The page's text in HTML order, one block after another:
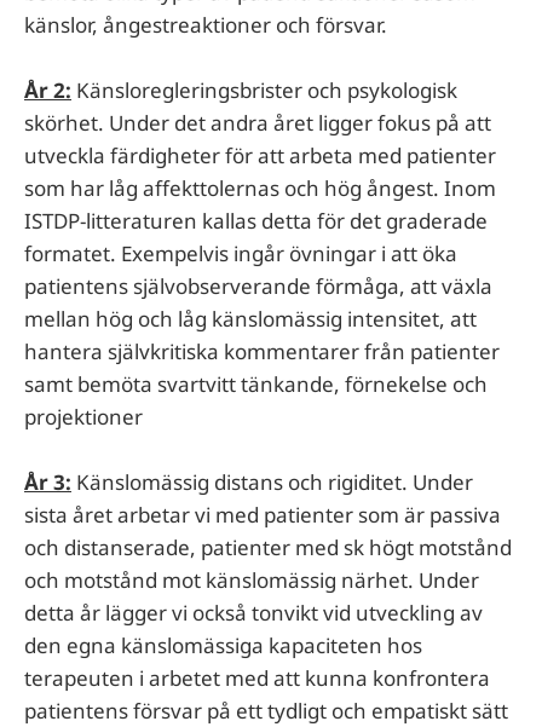
känslor, ångestreaktioner och försvar.
År 2: Känsloregleringsbrister och psykologisk
skörhet. Under det andra året ligger fokus på att
utveckla färdigheter för att arbeta med patienter
som har låg affekttolernas och hög ångest. Inom
ISTDP-litteraturen kallas detta för det graderade
formatet. Exempelvis ingår övningar i att öka
patientens självobserverande förmåga, att växla
mellan hög och låg känslomässig intensitet, att
hantera självkritiska kommentarer från patienter
samt bemöta svartvitt tänkande, förnekelse och
projektioner
År 3: Känslomässig distans och rigiditet. Under
sista året arbetar vi med patienter som är passiva
och distanserade, patienter med sk högt motstånd
och motstånd mot känslomässig närhet. Under
detta år lägger vi också tonvikt vid utveckling av
den egna känslomässiga kapaciteten hos
terapeuten i arbetet med att kunna konfrontera
patientens försvar på ett tydligt och empatiskt sätt